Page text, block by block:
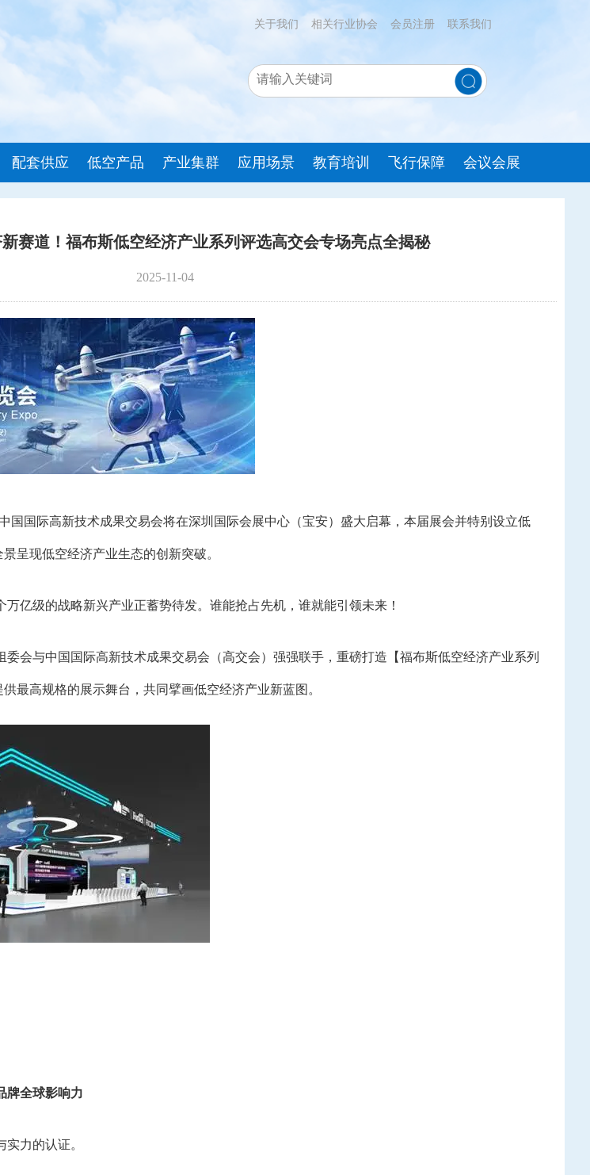
关于我们 相关行业协会 会员注册 联系我们
配套供应 低空产品 产业集群 应用场景 教育培训 飞行保障 会议会展
赛道！福布斯低空经济产业系列评选高交会专场亮点全揭秘
2025-11-04
国国际高新技术成果交易会将在深圳国际会展中心（宝安）盛大启幕，本届展会并特别设立低
呈现低空经济产业生态的创新突破。
亿级的战略新兴产业正蓄势待发。谁能抢占先机，谁就能引领未来！
会与中国国际高新技术成果交易会（高交会）强强联手，重磅打造【福布斯低空经济产业系列
最高规格的展示舞台，共同擘画低空经济产业新蓝图。
牌全球影响力
力的认证。